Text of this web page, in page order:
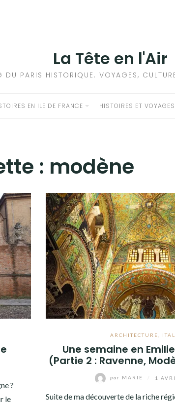
La Tête en l'Air
DU PARIS HISTORIQUE. VOYAGES,
EN ILE DE FRANCE HISTOIRES ET
: modène
?
le
ARCHITECTURE
Une semaine en
(Partie 2 : Ravenne,
par MARIE 1
Suite de ma découverte de la riche